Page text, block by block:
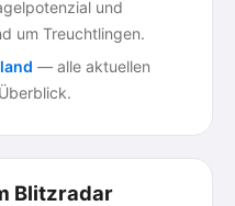
und
um Treuchtlingen.
— alle aktuellen
Blitzradar